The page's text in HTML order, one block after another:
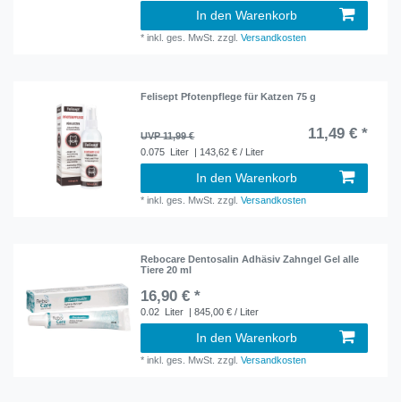
In den Warenkorb
*inkl. ges. MwSt. zzgl.Versandkosten
Felisept Pfotenpflege für Katzen 75 g
UVP 11,99 € 11,49 € *
0.075 Liter | 143,62 € / Liter
In den Warenkorb
*inkl. ges. MwSt. zzgl.Versandkosten
Rebocare Dentosalin Adhäsiv Zahngel Gel alle
Tiere 20 ml
16,90 € *
0.02 Liter | 845,00 € / Liter
In den Warenkorb
*inkl. ges. MwSt. zzgl.Versandkosten